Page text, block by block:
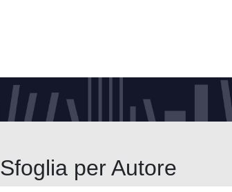
Sfoglia per Autore